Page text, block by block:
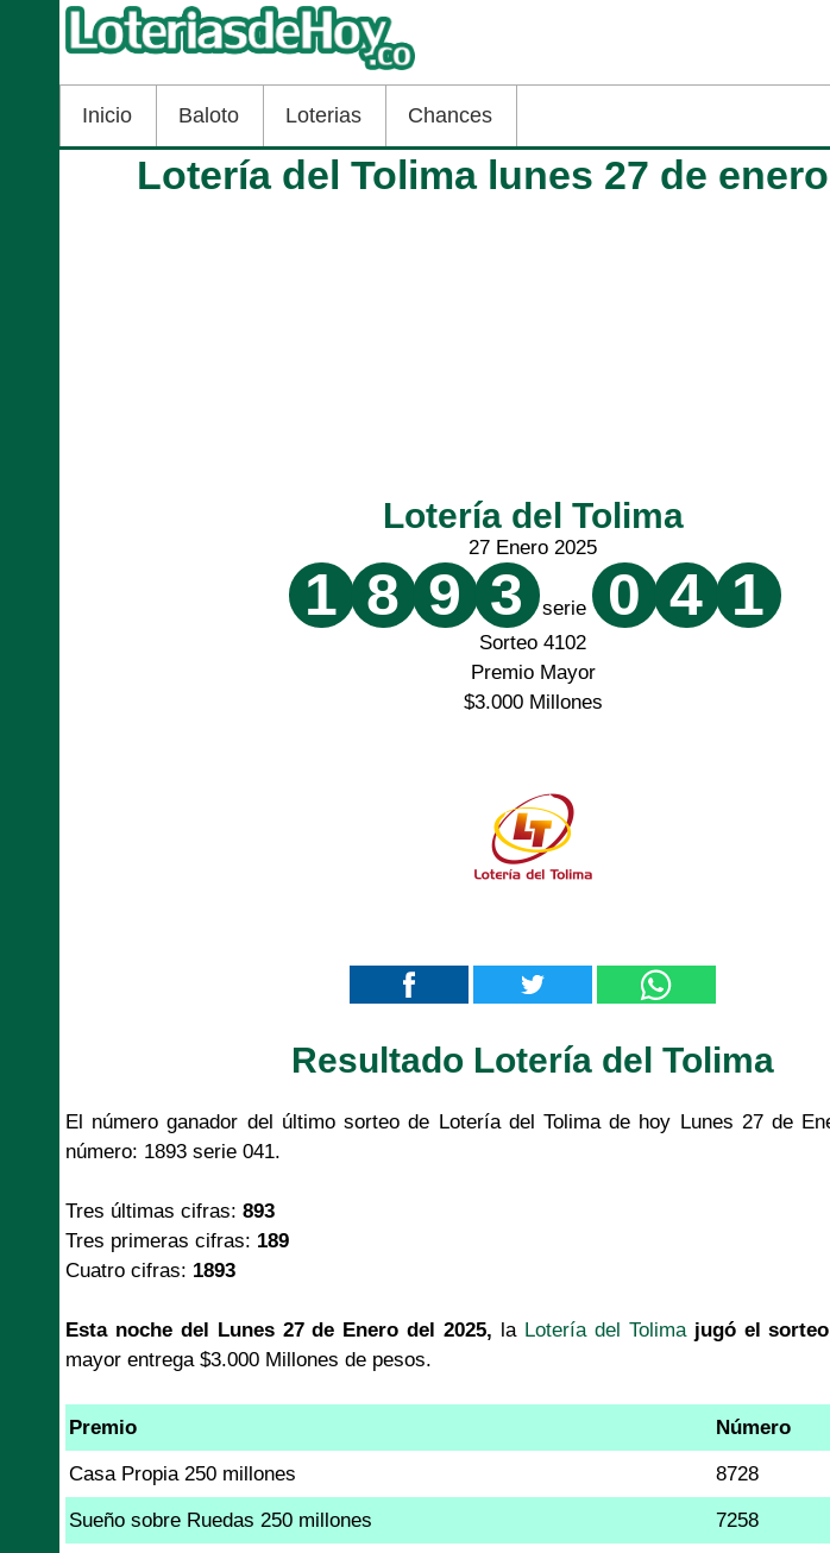
Inicio Baloto Loterias Chances
Lotería del Tolima lunes 27 de
Lotería del Tolima
27 Enero 2025
1 8 9 3 serie 0 4 1
Sorteo 4102
Premio Mayor
$3.000 Millones
Resultado Lotería del Tolima
El número ganador del último sorteo de Lotería del Tolima de hoy Lunes 27 de
número: 1893 serie 041.
Tres últimas cifras: 893
Tres primeras cifras: 189
Cuatro cifras: 1893
Esta noche del Lunes 27 de Enero del 2025, la Lotería del Tolima jugó el
mayor entrega $3.000 Millones de pesos.
Premio Número
Casa Propia 250 millones 8728
Sueño sobre Ruedas 250 millones 7258